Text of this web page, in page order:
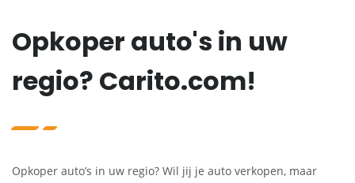
Opkoper auto's in uw
regio? Carito.com!
Opkoper auto’s in uw regio? Wil jij je auto verkopen, maar